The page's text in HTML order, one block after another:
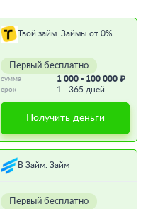
Твой займ. Займы от 0%
Первый бесплатно
сумма 1 000 - 100 000 ₽
срок 1 - 365 дней
Получить деньги
В Займ. Займ
Первый бесплатно